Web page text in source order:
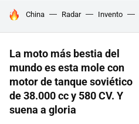
HOY SE HABLA DE
China Radar Invento
La moto más bestia del
mundo es esta mole con
motor de tanque soviético
de 38.000 cc y 580 CV. Y
suena a gloria